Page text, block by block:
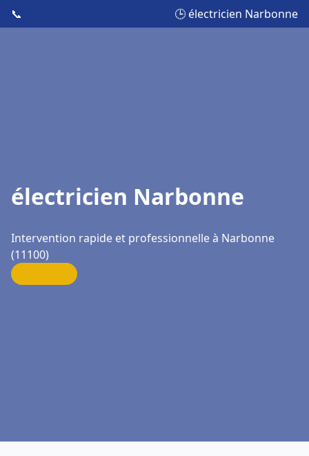
📞 🕒 électricien Narbonne
électricien Narbonne
Intervention rapide et professionnelle à Narbonne
(11100)